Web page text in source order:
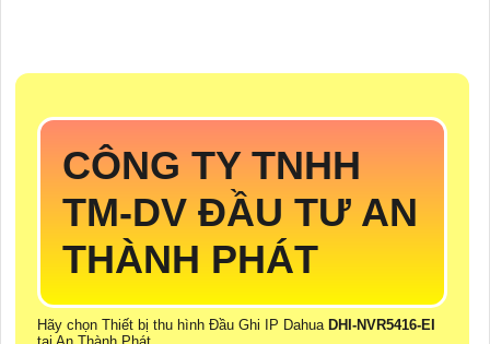
CÔNG TY TNHH
TM-DV ĐẦU TƯ AN
THÀNH PHÁT
Hãy chọn Thiết bị thu hình Đầu Ghi IP Dahua DHI-NVR5416-EI